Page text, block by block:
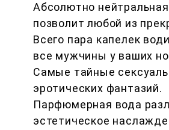
Абсолютно
позволит любой из
Всего пара капелек
все мужчины у ваших
Самые тайные
эротических фантазий.
Парфюмерная вода
эстетическое